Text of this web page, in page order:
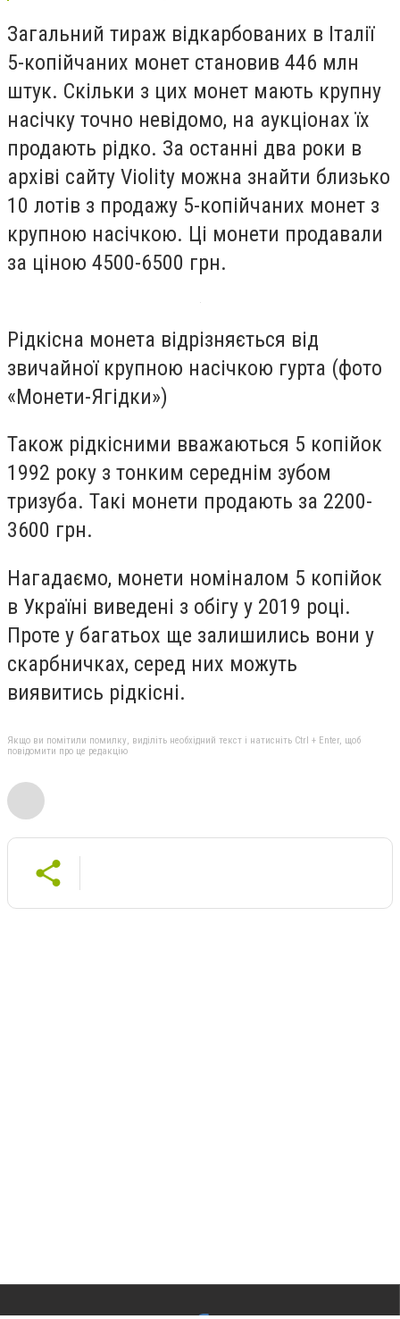
Загальний тираж відкарбованих в Італії
5-копійчаних монет становив 446 млн
штук. Скільки з цих монет мають крупну
насічку точно невідомо, на аукціонах їх
продають рідко. За останні два роки в
архіві сайту Violity можна знайти близько
10 лотів з продажу 5-копійчаних монет з
крупною насічкою. Ці монети продавали
за ціною 4500-6500 грн.
Рідкісна монета відрізняється від
звичайної крупною насічкою гурта (фото
«Монети-Ягідки»)
Також рідкісними вважаються 5 копійок
1992 року з тонким середнім зубом
тризуба. Такі монети продають за 2200-
3600 грн.
Нагадаємо, монети номіналом 5 копійок
в Україні виведені з обігу у 2019 році.
Проте у багатьох ще залишились вони у
скарбничках, серед них можуть
виявитись рідкісні.
Якщо ви помітили помилку, виділіть необхідний текст і натисніть Ctrl + Enter, щоб
повідомити про це редакцію